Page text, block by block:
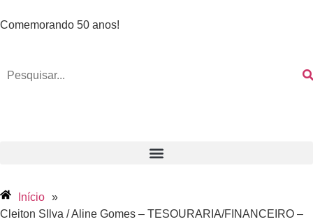
Comemorando 50 anos!
Início »
Cleiton SIlva / Aline Gomes – TESOURARIA/FINANCEIRO –